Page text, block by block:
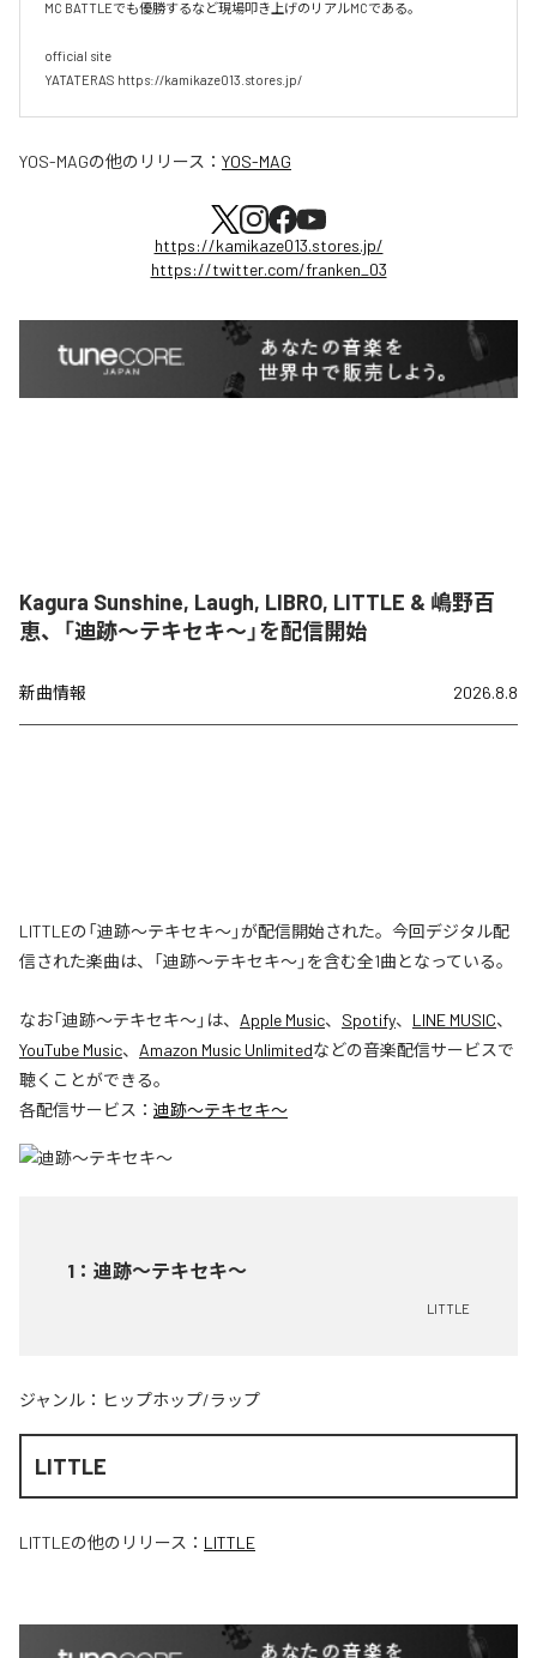
MC BATTLEでも優勝するなど現場叩き上げのリアルMCである。
official site
YATATERAS https://kamikaze013.stores.jp/
YOS-MAGの他のリリース： YOS-MAG
https://kamikaze013.stores.jp/
https://twitter.com/franken_03
Kagura Sunshine, Laugh, LIBRO, LITTLE & 嶋野百
恵、「迪跡〜テキセキ〜」を配信開始
新曲情報 2026.8.8
LITTLEの「迪跡〜テキセキ〜」が配信開始された。今回デジタル配
信された楽曲は、「迪跡〜テキセキ〜」を含む全1曲となっている。
なお「迪跡〜テキセキ〜」は、 Apple Music、 Spotify、 LINE MUSIC、
YouTube Music、 Amazon Music Unlimitedなどの音楽配信サービスで
聴くことができる。
各配信サービス： 迪跡〜テキセキ〜
1 ： 迪跡〜テキセキ〜
LITTLE
ジャンル： ヒップホップ/ラップ
LITTLE
LITTLEの他のリリース： LITTLE